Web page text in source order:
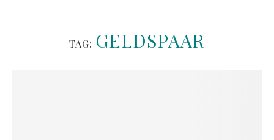
TAG: GELDSPAAR